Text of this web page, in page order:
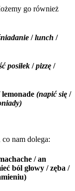
go również
/lunch /
posiłek /pizzę /
(napić się /
nam dolega:
/ an
ból głowy / zęba /